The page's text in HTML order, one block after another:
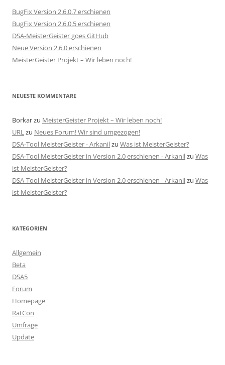
BugFix Version 2.6.0.7 erschienen
BugFix Version 2.6.0.5 erschienen
DSA-MeisterGeister goes GitHub
Neue Version 2.6.0 erschienen
MeisterGeister Projekt – Wir leben noch!
NEUESTE KOMMENTARE
Borkarzu MeisterGeister Projekt – Wir leben noch!
URLzu Neues Forum! Wir sind umgezogen!
DSA-Tool MeisterGeister - Arkanilzu Was ist MeisterGeister?
DSA-Tool MeisterGeister in Version 2.0 erschienen - Arkanilzu Was
ist MeisterGeister?
DSA-Tool MeisterGeister in Version 2.0 erschienen - Arkanilzu Was
ist MeisterGeister?
KATEGORIEN
Allgemein
Beta
DSA5
Forum
Homepage
RatCon
Umfrage
Update